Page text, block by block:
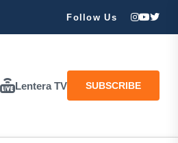
Follow Us
Lentera TV SUBSCRIBE